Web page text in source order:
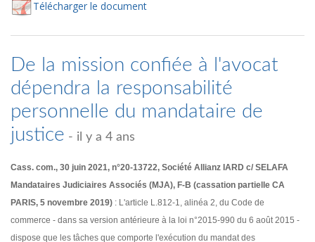
Télécharger le document
De la mission confiée à l'avocat
dépendra la responsabilité
personnelle du mandataire de
justice - il y a 4 ans
Cass. com., 30 juin 2021, n°20-13722, Société Allianz IARD c/ SELAFA
Mandataires Judiciaires Associés (MJA), F-B (cassation partielle CA
PARIS, 5 novembre 2019) : L'article L.812-1, alinéa 2, du Code de
commerce - dans sa version antérieure à la loi n°2015-990 du 6 août 2015 -
dispose que les tâches que comporte l'exécution du mandat des